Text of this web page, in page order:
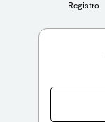
Registro